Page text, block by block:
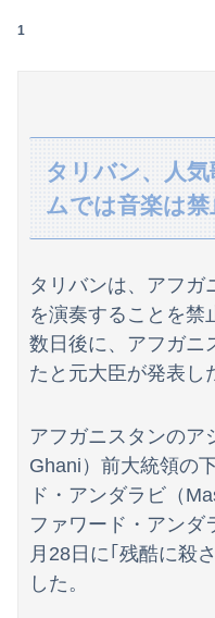
1
タリバン、人
ムでは音楽は
タリバンは、アフガ
を演奏することを禁
数日後に、アフガニ
たと元大臣が発表し
アフガニスタンのア
Ghani）前大統領の
ド・アンダラビ（
ファワード・アンダ
月28日に｢残酷に殺
した。